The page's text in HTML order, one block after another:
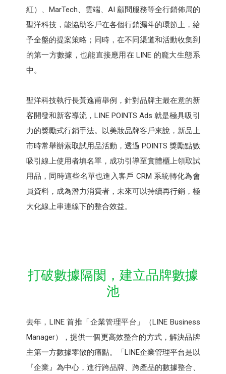
紅）、MarTech、雲端、AI 顧問服務等全行銷佈局的
聖洋科技，能協助客戶在各個行銷漏斗的環節上，給
予全盤的提案策略；同時，在不同渠道和活動收集到
的第一方數據，也能直接應用在 LINE 的龐大生態系
中。
聖洋科技執行長黃逸甫舉例，針對品牌主最在意的新
客開發和新客導流，LINE POINTS Ads 就是極具吸引
力的獎勵式行銷手法。以美妝品牌客戶來說，新品上
市時常舉辦索取試用品活動，透過 POINTS 獎勵點數
吸引線上使用者填名單，成功引導至實體櫃上領取試
用品，同時這些名單也進入客戶 CRM 系統轉化為會
員資料，成為潛力消費者，未來可以持續再行銷，極
大化線上串連線下的整合效益。
打破數據隔閡，建立品牌數據
池
去年，LINE 首推「企業管理平台」（LINE Business
Manager），提供一個更高效整合的方式，解決品牌
主第一方數據零散的痛點。「LINE企業管理平台是以
『企業』為中心，進行跨品牌、跨產品的數據整合、